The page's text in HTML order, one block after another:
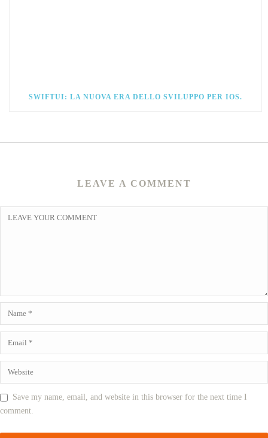
SWIFTUI: LA NUOVA ERA DELLO SVILUPPO PER IOS.
LEAVE A COMMENT
Save my name, email, and website in this browser for the next time I
comment.